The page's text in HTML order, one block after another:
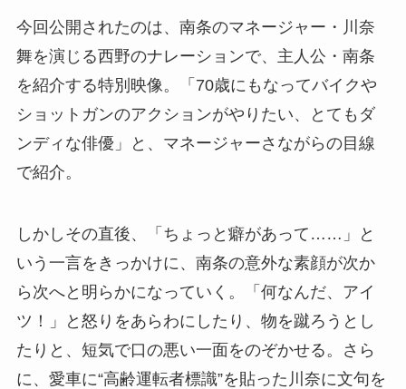
今回公開されたのは、南条のマネージャー・川奈
舞を演じる西野のナレーションで、主人公・南条
を紹介する特別映像。「70歳にもなってバイクや
ショットガンのアクションがやりたい、とてもダ
ンディな俳優」と、マネージャーさながらの目線
で紹介。
しかしその直後、「ちょっと癖があって……」と
いう一言をきっかけに、南条の意外な素顔が次か
ら次へと明らかになっていく。「何なんだ、アイ
ツ！」と怒りをあらわにしたり、物を蹴ろうとし
たりと、短気で口の悪い一面をのぞかせる。さら
に、愛車に“高齢運転者標識”を貼った川奈に文句を